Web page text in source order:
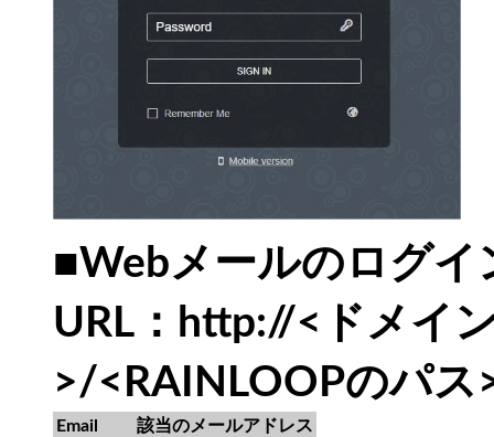
■Webメールのログイ
URL：http://<ドメイ
>/<RAINLOOPのパス
Email
該当のメールアドレス